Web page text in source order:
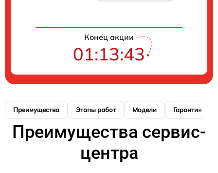
Конец акции
01:13:42
Преимущества Этапы работ Модели Гарантия
Преимущества сервис-
центра